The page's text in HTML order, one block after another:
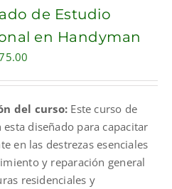
de Estudio
en Handyman
$675.00.
del curso: Este curso de
esta diseñado para capacitar
en las destrezas esenciales
y reparación general
residenciales y